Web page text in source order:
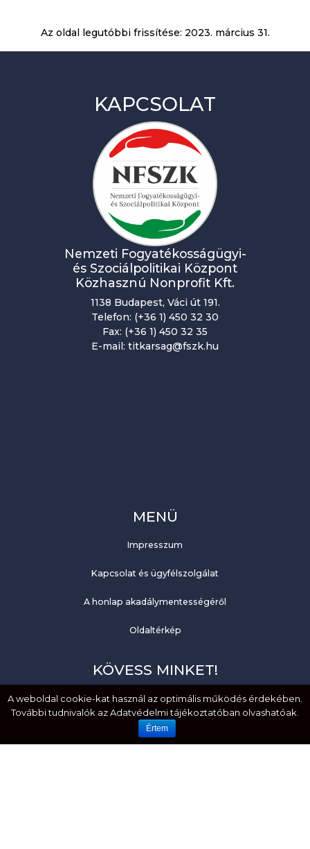
Az oldal legutóbbi frissítése: 2023. március 31.
KAPCSOLAT
Nemzeti Fogyatékosságügyi-
és Szociálpolitikai Központ
Közhasznú Nonprofit Kft.
1138 Budapest, Váci út 191.
Telefon: (+36 1) 450 32 30
Fax: (+36 1) 450 32 35
E-mail: titkarsag@fszk.hu
MENÜ
Impresszum
Kapcsolat és ügyfélszolgálat
A honlap akadálymentességéről
Oldaltérkép
KÖVESS MINKET!
Facebook
YouTube
A weboldal cookie-kat használ az optimális működés érdekében.
További tudnivalók az Adatvédelmi tájékoztatóban olvashatóak.
Értem